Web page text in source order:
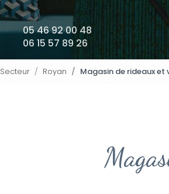
05 46 92 00 48
06 15 57 89 26
Secteur Royan Magasin de rideaux et